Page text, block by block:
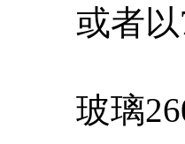
或者以
玻璃